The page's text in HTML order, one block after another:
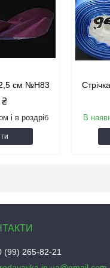
2,5 см №Н83
і в роздріб В
(99) 265-82-21